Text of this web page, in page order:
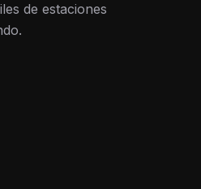
de estaciones